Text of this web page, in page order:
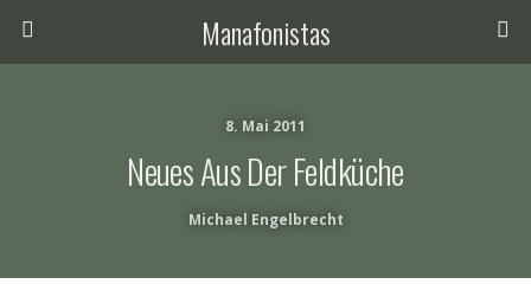
Manafonistas
8. Mai 2011
Neues Aus Der Feldküche
Michael Engelbrecht